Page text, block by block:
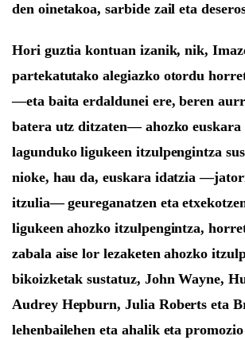
den oinetakoa, sarbide zail eta
Hori guztia kontuan izanik, nik,
partekatutakoalegiazko otordu
—eta baita erdaldunei ere, beren
batera utz ditzaten— ahozko
lagunduko ligukeen itzulpengintza
nioke, hau da, euskara idatzia
itzulia—geureganatzen eta
ligukeenahozkoitzulpengintza,
zabala aise lor lezaketen ahozko itzu
bikoizketak sustatuz, John Wayne,
Audrey Hepburn, Julia Roberts eta
lehenbailehen eta ahalik eta